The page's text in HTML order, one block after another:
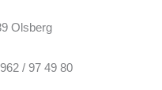
Olsberg
/ 97 49 80